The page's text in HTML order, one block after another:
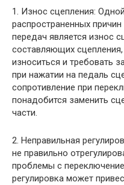
1. Износ сцепления:
распространенных
передач является износ
составляющих
износиться и требовать
при нажатии на педаль
сопротивление при
понадобится заменить
части.
2. Неправильная
не правильно
проблемы с
регулировка может